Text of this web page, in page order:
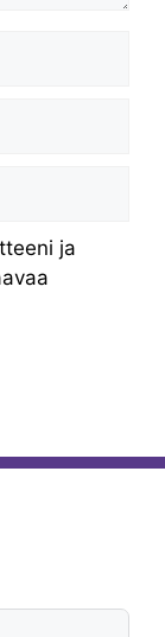
ja